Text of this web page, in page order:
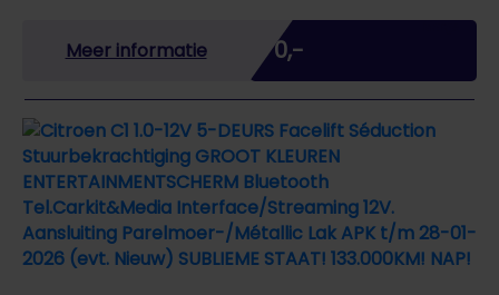
Meer informatie € 0,-